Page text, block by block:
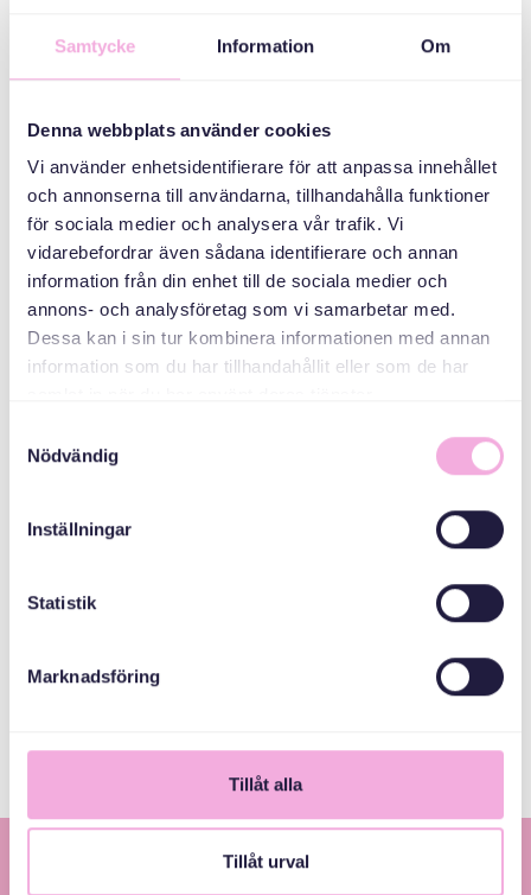
Samtycke Information Om
Denna webbplats använder cookies
Vi använder enhetsidentifierare för att anpassa innehållet
och annonserna till användarna, tillhandahålla funktioner
för sociala medier och analysera vår trafik. Vi
vidarebefordrar även sådana identifierare och annan
information från din enhet till de sociala medier och
annons- och analysföretag som vi samarbetar med.
Dessa kan i sin tur kombinera informationen med annan
information som du har tillhandahållit eller som de har
Nödvändig
Inställningar
Statistik
Marknadsföring
Tillåt alla
Tillåt urval
Kulamada
ABAABULAHA